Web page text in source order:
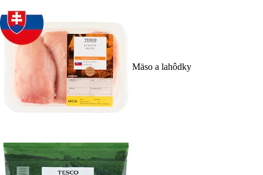
Mäso a lahôdky